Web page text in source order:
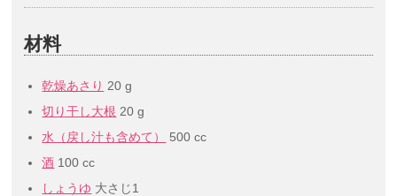
材料
乾燥あさり 20 g
切り干し大根 20 g
水（戻し汁も含めて）
500 cc
酒 100 cc
しょうゆ 大さじ1